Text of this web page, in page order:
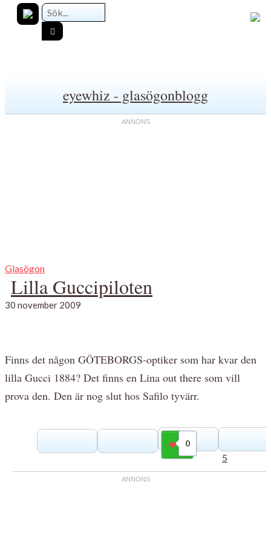
eyewhiz - glasögonblogg
Glasögon
Lilla Guccipiloten
30 november 2009
Finns det någon GÖTEBORGS-optiker som har kvar den
lilla Gucci 1884? Det finns en Lina out there som vill
prova den. Den är nog slut hos Safilo tyvärr.
0
Gilla
5